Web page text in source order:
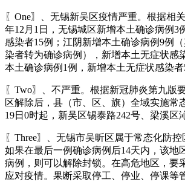
〖One〗、无锡新吴区疫情严重。根据相
年12月1日，无锡城区新增本土确诊病例3
感染者15例；江阴新增本土确诊病例9例
染者转为确诊病例），新增本土无症状感
本土确诊病例1例，新增本土无症状感染者
〖Two〗、不严重。根据新冠肺炎第九版
区解除后，县（市、区、旗）全域实施常
19日0时起，新吴区锡泰路242号、梁溪区
〖Three〗、无锡市吴昕区属于常态化防控
如果在最后一例确诊病例后14天内，该地
病例，则可以解除封锁。在高危地区，要
应对疫情。果断采取停工、停业、停课等